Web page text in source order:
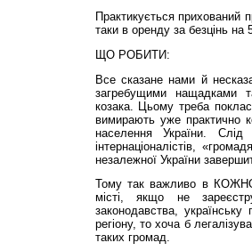
Практикується
таки в оренду за безцінь на
ЩО РОБИТИ:
Все сказане нами й
загребущими нащадками
козака. Цьому треба
вимирають уже практично
населення України.
інтернаціоналістів,
незалежної України
Тому так важливо в
місті, якщо не
законодавства,
регіону, то хоча б
таких громад.